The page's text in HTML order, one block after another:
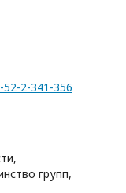
2-341-356
групп,